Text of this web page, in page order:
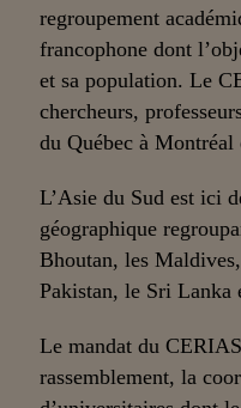
regroupement
francophone dont
et sa population. Le
chercheurs,
du Québec à Montréal
L’Asie du Sud est ici
géographique
Bhoutan, les
Pakistan, le Sri Lanka
Le mandat du
rassemblement, la